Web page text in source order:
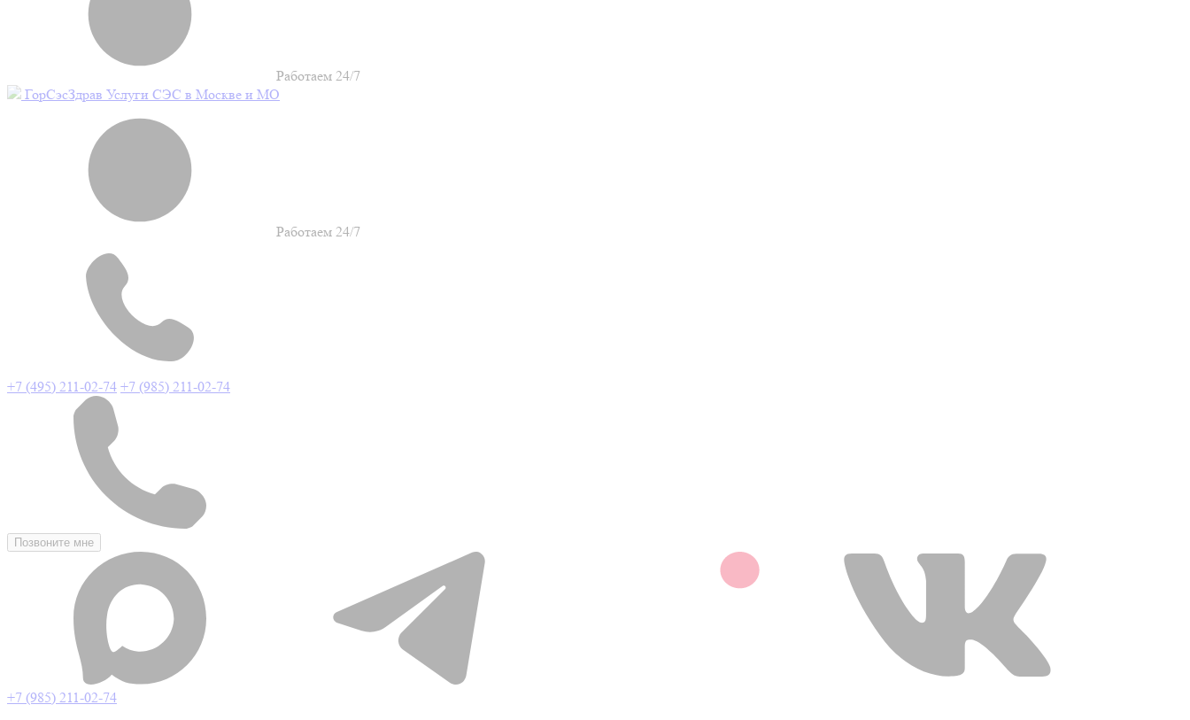
Работаем 24/7
ГорСэсЗдрав Услуги СЭС в Москве и МО
Работаем 24/7
+7 (495) 211-02-74 +7 (985) 211-02-74
Позвоните мне
+7 (985) 211-02-74